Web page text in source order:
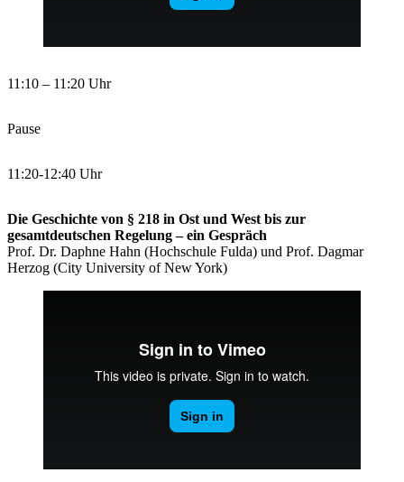
11:10 – 11:20 Uhr
Pause
11:20-12:40 Uhr
Die Geschichte von § 218 in Ost und West bis zur
gesamtdeutschen Regelung – ein Gespräch
Prof. Dr. Daphne Hahn (Hochschule Fulda) und Prof. Dagmar
Herzog (City University of New York)